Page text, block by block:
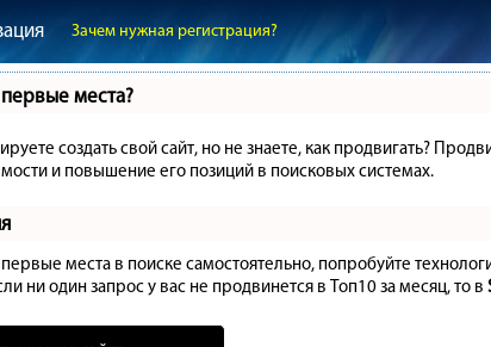
Зачем нужная регистрация?
места?
создать свой сайт, но не знаете, как продвигать?
и повышение его позиций в поисковых системах.
места в поиске самостоятельно, попробуйте
ни один запрос у вас не продвинется в Топ10 за месяц, то в